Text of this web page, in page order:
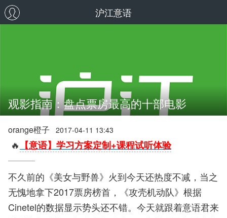
沪江意语
观影指南：盘点票房最高的十部电影
orange橙子 2017-04-11 13:43
🔥 【意语】学习方案定制+课程试听体验
不久前的《美女与野兽》火到今天还热度不减，当之
无愧地拿下2017票房榜首，《攻壳机动队》根据
Cinetel的数据显示势头还不错。今天就跟着意语君来